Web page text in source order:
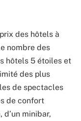
des hôtels à
nombre des
hôtels 5 étoiles et
des plus
de spectacles
de confort
d’un minibar,